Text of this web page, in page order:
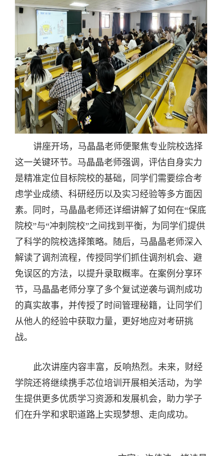
讲座开场，马晶晶老师便聚焦专业院校选择
这一关键环节。 马晶晶老师强调，评估自身实力
是精准定位目标院校的基础，
同学们需要综合考
虑学业成绩、科研经历以及实习经验等多方面因
素。同时， 马晶晶老师还详细讲解了如何在“保底
院校”与“冲刺院校”之间找到平衡，为同学们提供
了科学的院校选择策略。随后， 马晶晶老师深入
解读了调剂流程，传授 同学们抓住调剂机会、避
免误区的方法，以提升录取概率。在案例分享环
节， 马晶晶老师分享了多个复试逆袭与调剂成功
的真实故事，并传授了时间管理秘籍，让 同学们
从他人的经验中获取力量，更好地应对考研挑
战。
此次讲座内容丰富， 反响热烈。未来， 财经
学院还将继续携手芯位培训 开展相关活动，为学
生提供更多优质学习资源和发展机会，助力学子
们在升学和求职道路上实现梦想、走向成功。